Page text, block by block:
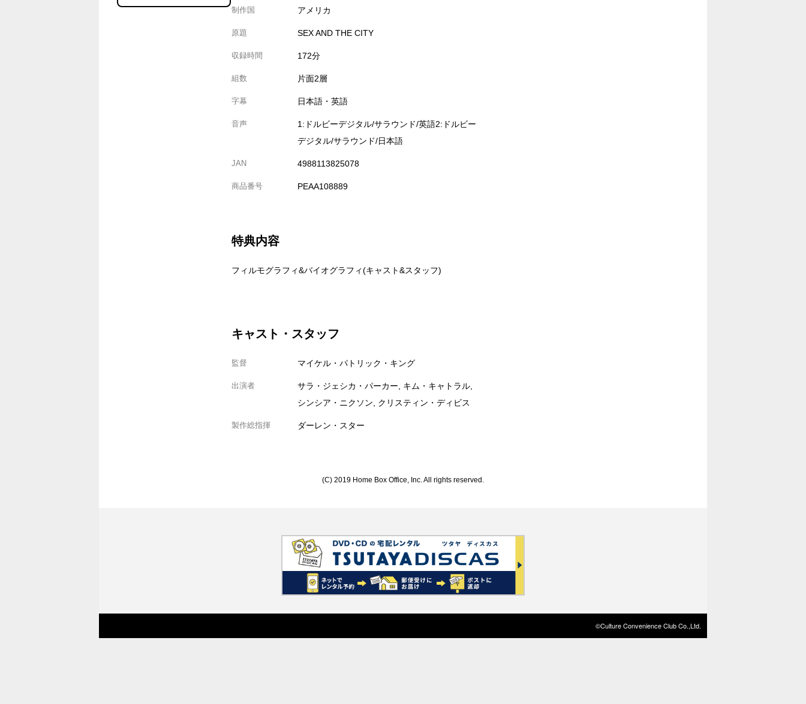
制作国 アメリカ
原題 SEX AND THE CITY
収録時間 172分
組数 片面2層
字幕 日本語・英語
音声
1:ドルビーデジタル/サラウンド/英語2:ドルビー
デジタル/サラウンド/日本語
JAN 4988113825078
商品番号 PEAA108889
特典内容
フィルモグラフィ&バイオグラフィ(キャスト&スタッフ)
キャスト・スタッフ
監督 マイケル・パトリック・キング
出演者
サラ・ジェシカ・パーカー, キム・キャトラル,
シンシア・ニクソン, クリスティン・ディビス
製作総指揮 ダーレン・スター
(C) 2019 Home Box Office, Inc. All rights reserved.
©Culture Convenience Club Co.,Ltd.